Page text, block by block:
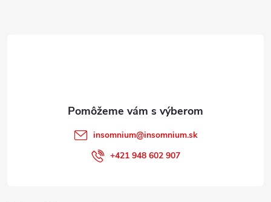
insomnium@insomnium.sk
+421 948 602 907